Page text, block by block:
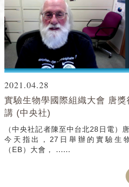
2021.04.28
實驗生物學國際組織大會 唐獎
講 (中央社)
（中央社記者陳至中台北28日電）
今天指出，27日舉辦的實驗生
（EB）大會， ......